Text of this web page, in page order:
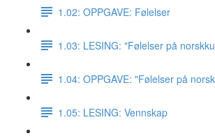
1.02: OPPGAVE: Følelser
1.03: LESING: "Følelser på
1.04: OPPGAVE: "Følelser på
1.05: LESING: Vennskap